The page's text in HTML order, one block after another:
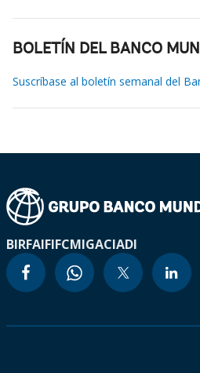
BOLETÍN DEL BANCO
Suscríbase al boletín semanal del
BIRFAIFIFCMIGACIADI